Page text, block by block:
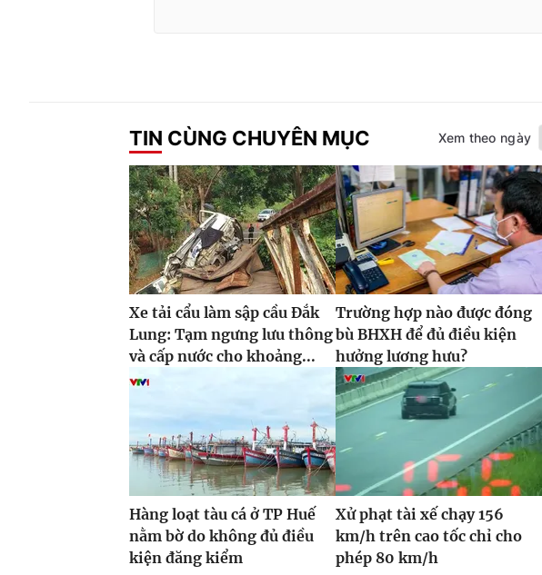
TIN CÙNG CHUYÊN MỤC Xem theo ngày
Xe tải cẩu làm sập cầu Đắk
Lung: Tạm ngưng lưu thông
và cấp nước cho khoảng...
Trường hợp nào được đóng
bù BHXH để đủ điều kiện
hưởng lương hưu?
Hàng loạt tàu cá ở TP Huế
nằm bờ do không đủ điều
kiện đăng kiểm
Xử phạt tài xế chạy 156
km/h trên cao tốc chỉ cho
phép 80 km/h